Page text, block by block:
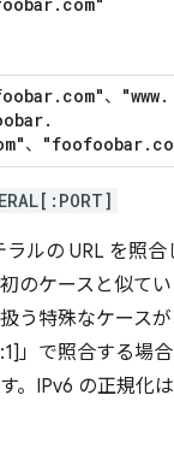
. com"、 "www.
.
、 "foofoobar.
ルの URL を照合
のケースと似て
う特殊なケース
」で照合する場
。IPv6 の正規化